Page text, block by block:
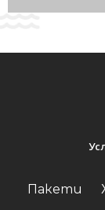
Пакети